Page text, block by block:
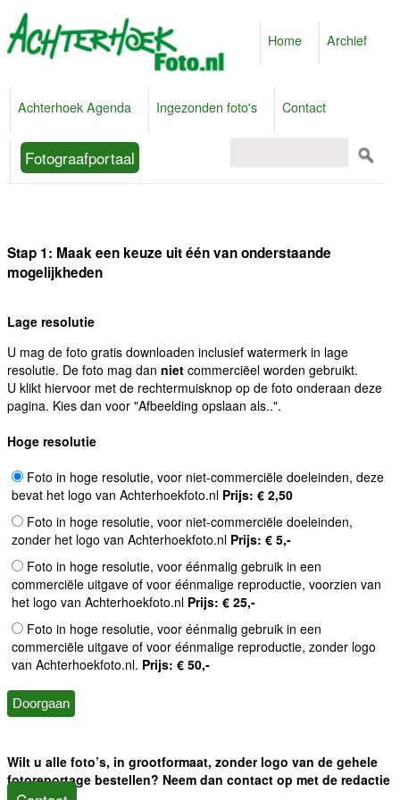
Home Archief
Achterhoek Agenda Ingezonden foto's Contact
Fotograafportaal
Stap 1: Maak een keuze uit één van onderstaande
mogelijkheden
Lage resolutie
U mag de foto gratis downloaden inclusief watermerk in lage
resolutie. De foto mag dan niet commerciëel worden gebruikt.
U klikt hiervoor met de rechtermuisknop op de foto onderaan deze
pagina. Kies dan voor "Afbeelding opslaan als..".
Hoge resolutie
Foto in hoge resolutie, voor niet-commerciële doeleinden, deze
bevat het logo van Achterhoekfoto.nl Prijs: € 2,50
Foto in hoge resolutie, voor niet-commerciële doeleinden,
zonder het logo van Achterhoekfoto.nl Prijs: € 5,-
Foto in hoge resolutie, voor éénmalig gebruik in een
commerciële uitgave of voor éénmalige reproductie, voorzien van
het logo van Achterhoekfoto.nl Prijs: € 25,-
Foto in hoge resolutie, voor éénmalig gebruik in een
commerciële uitgave of voor éénmalige reproductie, zonder logo
van Achterhoekfoto.nl. Prijs: € 50,-
Wilt u alle foto’s, in grootformaat, zonder logo van de gehele
fotoreportage bestellen? Neem dan contact op met de redactie